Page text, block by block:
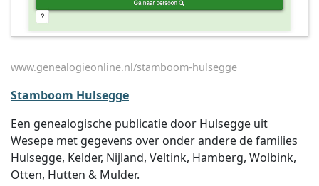
www.genealogieonline.nl/stamboom-hulsegge
Stamboom Hulsegge
Een genealogische publicatie door Hulsegge uit
Wesepe met gegevens over onder andere de families
Hulsegge, Kelder, Nijland, Veltink, Hamberg, Wolbink,
Otten, Hutten & Mulder.